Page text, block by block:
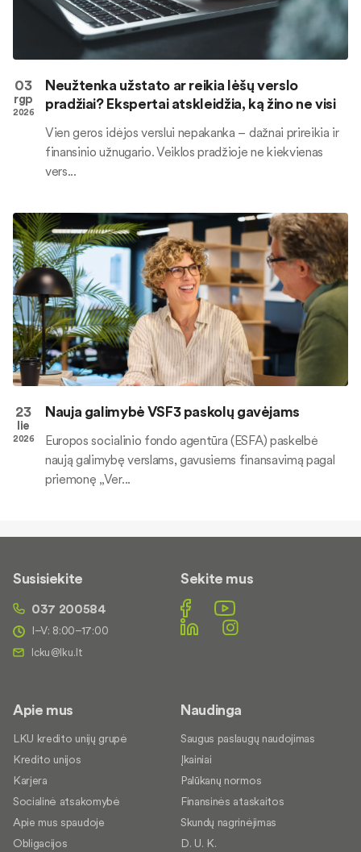
03
rgp
2026
Neužtenka užstato ar reikia lėšų verslo
pradžiai? Ekspertai atskleidžia, ką žino ne visi
Vien geros idėjos verslui nepakanka – dažnai prireikia ir
finansinio užnugario. Veiklos pradžioje ne kiekvienas
vers...
23
lie
2026
Nauja galimybė VSF3 paskolų gavėjams
Europos socialinio fondo agentūra (ESFA) paskelbė
naują galimybę verslams, gavusiems finansavimą pagal
priemonę „Ver...
Susisiekite
037 200584
I–V: 8:00–17:00
Sekite mus
Apie mus
LKU kredito unijų grupė
Kredito unijos
Karjera
Socialinė atsakomybė
Apie mus spaudoje
Obligacijos
Naudinga
Saugus paslaugų naudojimas
Įkainiai
Palūkanų normos
Finansinės ataskaitos
Skundų nagrinėjimas
D. U. K.